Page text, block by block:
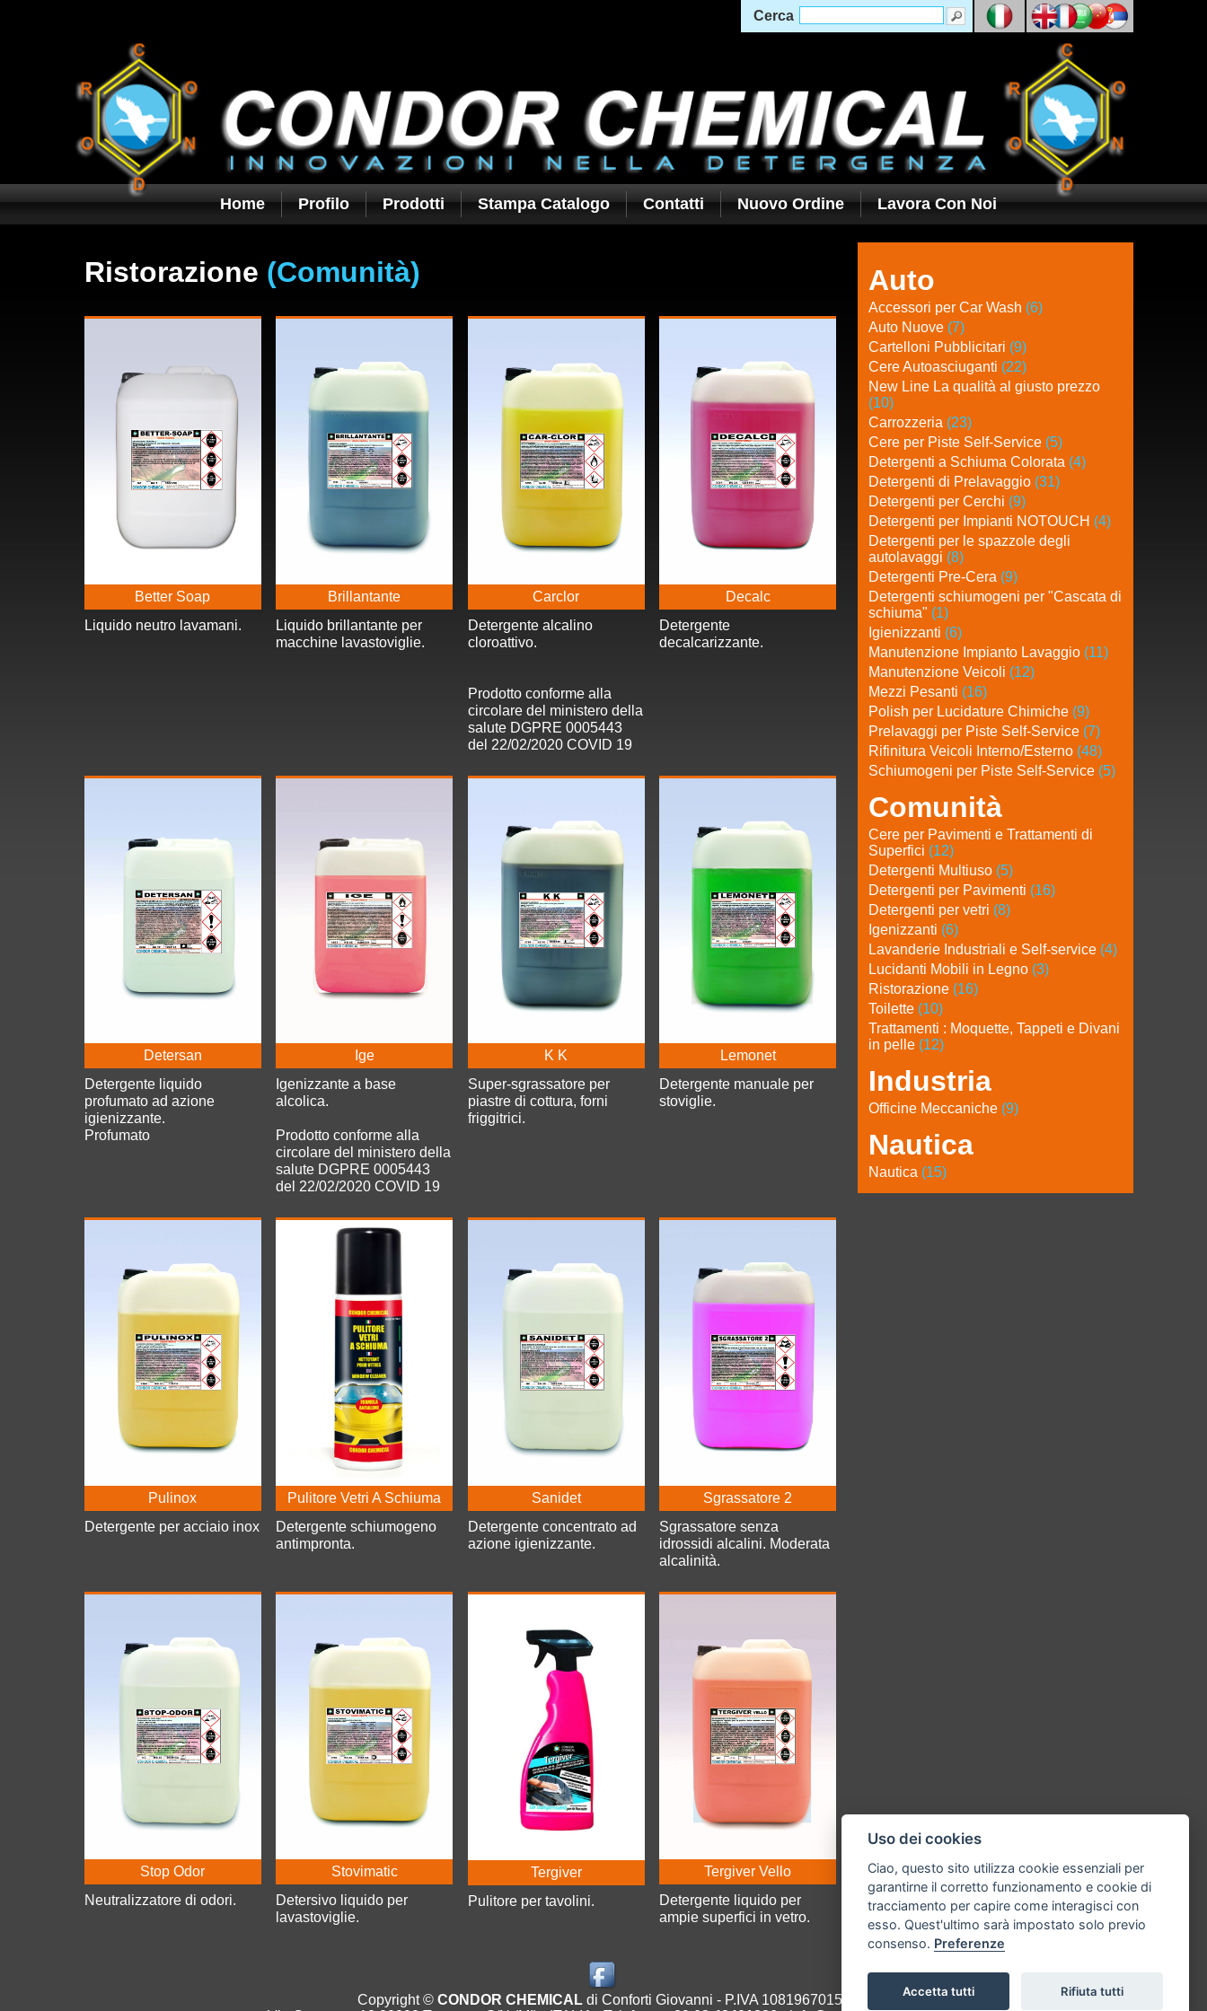
Home Profilo Prodotti Stampa Catalogo Contatti Nuovo Ordine Lavora Con Noi
Cerca
Ristorazione (Comunità)
Better Soap
Liquido neutro lavamani.
Brillantante
Liquido brillantante per
macchine lavastoviglie.
Carclor
Detergente alcalino
cloroattivo.
Prodotto conforme alla
circolare del ministero della
salute DGPRE 0005443
del 22/02/2020 COVID 19
Decalc
Detergente
decalcarizzante.
Detersan
Detergente liquido
profumato ad azione
igienizzante.
Profumato
Ige
Igenizzante a base
alcolica.
Prodotto conforme alla
circolare del ministero della
salute DGPRE 0005443
del 22/02/2020 COVID 19
K K
Super-sgrassatore per
piastre di cottura, forni
friggitrici.
Lemonet
Detergente manuale per
stoviglie.
Pulinox
Detergente per acciaio inox
Pulitore Vetri A Schiuma
Detergente schiumogeno
antimpronta.
Sanidet
Detergente concentrato ad
azione igienizzante.
Sgrassatore 2
Sgrassatore senza
idrossidi alcalini. Moderata
alcalinità.
Stop Odor
Neutralizzatore di odori.
Stovimatic
Detersivo liquido per
lavastoviglie.
Tergiver
Pulitore per tavolini.
Tergiver Vello
Detergente liquido per
ampie superfici in vetro.
Auto
Accessori per Car Wash (6)
Auto Nuove (7)
Cartelloni Pubblicitari (9)
Cere Autoasciuganti (22)
New Line La qualità al giusto prezzo
(10)
Carrozzeria (23)
Cere per Piste Self-Service (5)
Detergenti a Schiuma Colorata (4)
Detergenti di Prelavaggio (31)
Detergenti per Cerchi (9)
Detergenti per Impianti NOTOUCH (4)
Detergenti per le spazzole degli
autolavaggi (8)
Detergenti Pre-Cera (9)
Detergenti schiumogeni per "Cascata di
schiuma" (1)
Igienizzanti (6)
Manutenzione Impianto Lavaggio (11)
Manutenzione Veicoli (12)
Mezzi Pesanti (16)
Polish per Lucidature Chimiche (9)
Prelavaggi per Piste Self-Service (7)
Rifinitura Veicoli Interno/Esterno (48)
Schiumogeni per Piste Self-Service (5)
Comunità
Cere per Pavimenti e Trattamenti di
Superfici (12)
Detergenti Multiuso (5)
Detergenti per Pavimenti (16)
Detergenti per vetri (8)
Igenizzanti (6)
Lavanderie Industriali e Self-service (4)
Lucidanti Mobili in Legno (3)
Ristorazione (16)
Toilette (10)
Trattamenti : Moquette, Tappeti e Divani
in pelle (12)
Industria
Officine Meccaniche (9)
Nautica
Nautica (15)
Copyright © CONDOR CHEMICALdi Conforti Giovanni - P.IVA 10819670158
Uso dei cookies
Ciao, questo sito utilizza cookie essenziali per
garantirne il corretto funzionamento e cookie di
tracciamento per capire come interagisci con
esso. Quest'ultimo sarà impostato solo previo
consenso. Preferenze
Accetta tutti Rifiuta tutti